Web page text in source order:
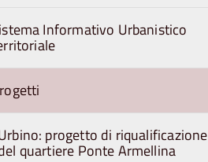
Informativo Urbanistico
progetto di riqualificazione
quartiere Ponte Armellina